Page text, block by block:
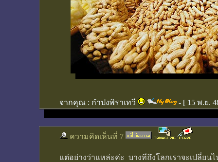
จากคุณ : กำปงพิราเทวี - [ 15 พ.ย.
ความคิดเห็นที่ 7
แต่อย่างว่าแหล่ะค่ะ บางทีถึงโลกเราจะเปลี่ยน